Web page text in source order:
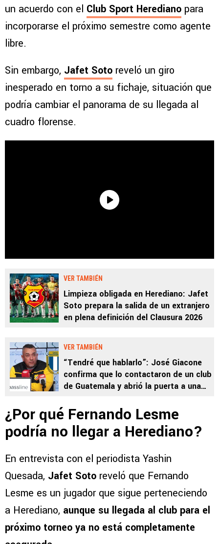
un acuerdo con el Club Sport Herediano para
incorporarse el próximo semestre como agente
libre.
Sin embargo, Jafet Soto reveló un giro
inesperado en torno a su fichaje, situación que
podría cambiar el panorama de su llegada al
cuadro florense.
VER TAMBIÉN
Limpieza obligada en Herediano: Jafet
Soto prepara la salida de un extranjero
en plena definición del Clausura 2026
VER TAMBIÉN
“Tendré que hablarlo”: José Giacone
confirma que lo contactaron de un club
de Guatemala y abrió la puerta a una
¿Por qué Fernando Lesme
podría no llegar a Herediano?
En entrevista con el periodista Yashin
Quesada, Jafet Soto reveló que Fernando
Lesme es un jugador que sigue perteneciendo
a Herediano, aunque su llegada al club para el
próximo torneo ya no está completamente